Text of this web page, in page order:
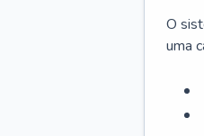
O
uma